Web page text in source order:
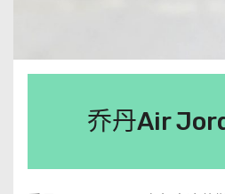
乔丹Air